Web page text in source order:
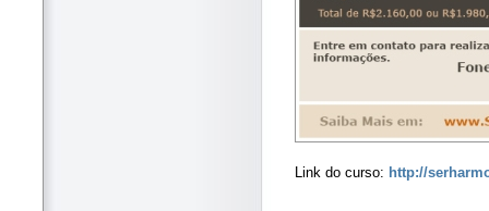
Link do curso: http://